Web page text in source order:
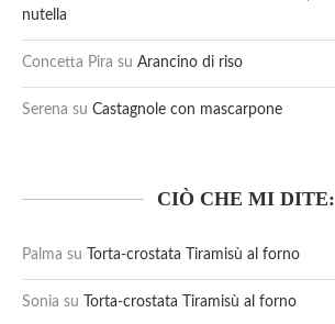
nutella
Concetta Pira su Arancino di riso
Serena su Castagnole con mascarpone
CIÒ CHE MI DITE:
Palma su Torta-crostata Tiramisù al forno
Sonia su Torta-crostata Tiramisù al forno